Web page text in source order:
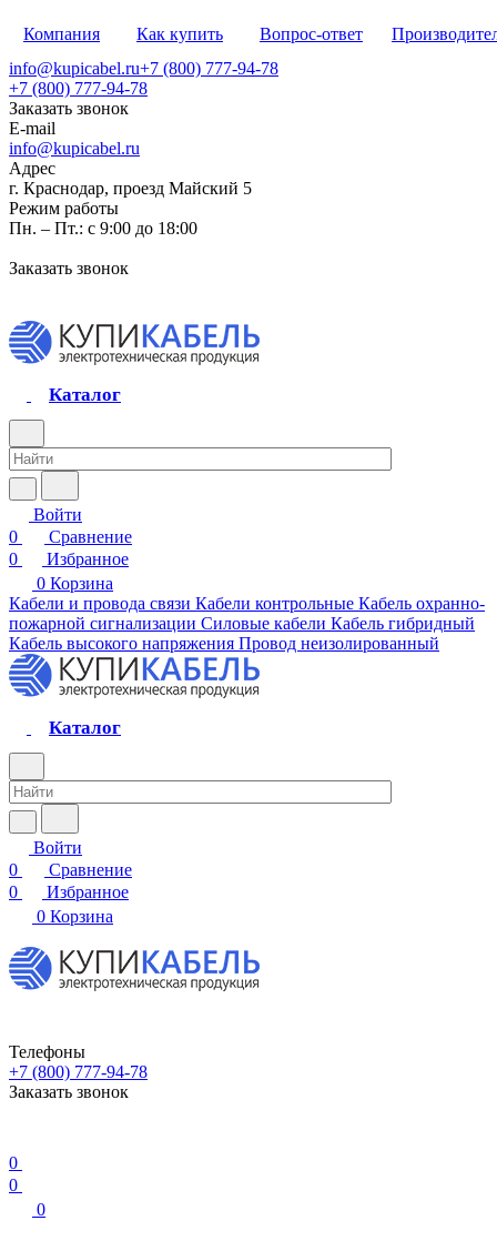
Компания Как купить Вопрос-ответ
info@kupicabel.ru+7 (800) 777-94-78
+7 (800) 777-94-78
Заказать звонок
E-mail
info@kupicabel.ru
Адрес
г. Краснодар, проезд Майский 5
Режим работы
Пн. – Пт.: с 9:00 до 18:00
Заказать звонок
Каталог
Войти
0
Сравнение
0
Избранное
0 Корзина
Кабели и провода связи Кабели контрольные Кабель охранно-
пожарной сигнализации Силовые кабели Кабель гибридный
Кабель высокого напряжения Провод неизолированный
Каталог
Войти
0
Сравнение
0
Избранное
0 Корзина
Телефоны
+7 (800) 777-94-78
Заказать звонок
0
0
0